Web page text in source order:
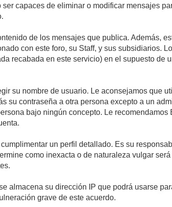
capaces de eliminar o modificar mensajes
de los mensajes que publica. Además,
con este foro, su Staff, y sus subsidiarios.
recabada en este servicio) en el supuesto
su nombre de usuario. Le aconsejamos que
su contraseña a otra persona excepto a un
bajo ningún concepto. Le
un perfil detallado. Es su
como inexacta o de naturaleza vulgar
almacena su dirección IP que podrá usarse
grave de este acuerdo.